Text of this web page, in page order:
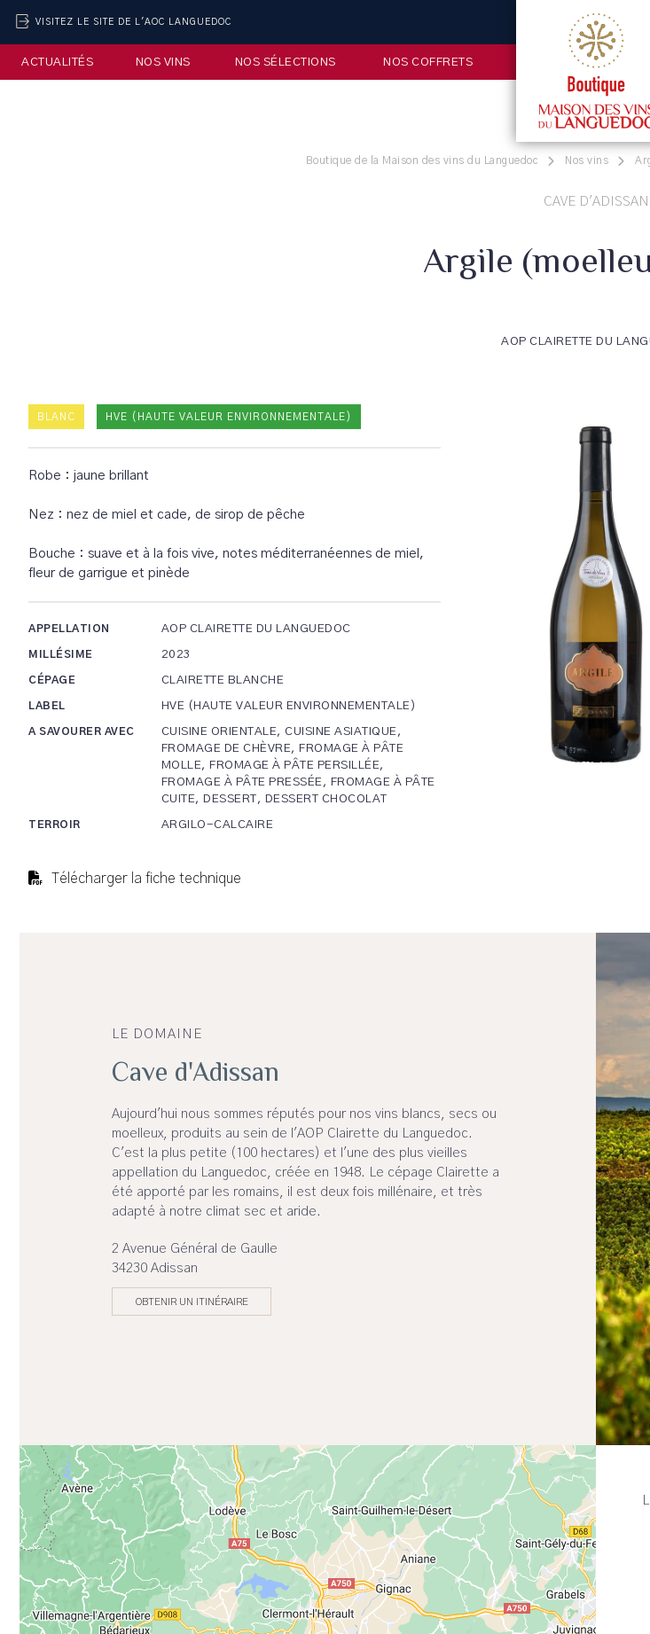
VISITEZ LE SITE DE L'AOC LANGUEDOC
ACTUALITÉS NOS VINS NOS SÉLECTIONS NOS COFFRETS
Boutique de la Maison des vins du Languedoc Nos vins
CAVE D'ADISSAN
Argile
AOP CLAIRETTE DU
BLANC HVE (HAUTE VALEUR ENVIRONNEMENTALE)
Robe : jaune brillant
Nez : nez de miel et cade, de sirop de pêche
Bouche : suave et à la fois vive, notes méditerranéennes de miel,
fleur de garrigue et pinède
APPELLATION AOP CLAIRETTE DU LANGUEDOC
MILLÉSIME 2023
CÉPAGE CLAIRETTE BLANCHE
LABEL HVE (HAUTE VALEUR ENVIRONNEMENTALE)
A SAVOURER AVEC
CUISINE ORIENTALE, CUISINE ASIATIQUE,
FROMAGE DE CHÈVRE, FROMAGE À PÂTE
MOLLE, FROMAGE À PÂTE PERSILLÉE,
FROMAGE À PÂTE PRESSÉE, FROMAGE À PÂTE
CUITE, DESSERT, DESSERT CHOCOLAT
TERROIR ARGILO-CALCAIRE
Télécharger la fiche technique
LE DOMAINE
Cave d'Adissan
Aujourd'hui nous sommes réputés pour nos vins blancs, secs ou
moelleux, produits au sein de l'AOP Clairette du Languedoc.
C'est la plus petite (100 hectares) et l'une des plus vieilles
appellation du Languedoc, créée en 1948. Le cépage Clairette a
été apporté par les romains, il est deux fois millénaire, et très
adapté à notre climat sec et aride.
2 Avenue Général de Gaulle
34230 Adissan
OBTENIR UN ITINÉRAIRE